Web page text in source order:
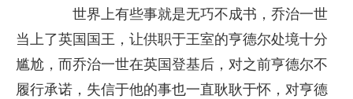
世界上有些事就是无巧不成书，乔治一世
当上了英国国王，让供职于王室的亨德尔处境十分
尴尬，而乔治一世在英国登基后，对之前亨德尔不
履行承诺，失信于他的事也一直耿耿于怀，对亨德